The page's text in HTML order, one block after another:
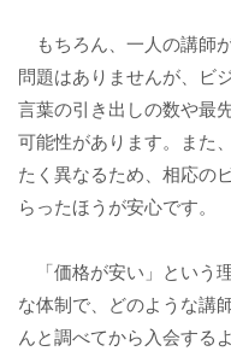
もちろん、一人の講師
問題はありませんが、ビ
言葉の引き出しの数や最
可能性があります。また
たく異なるため、相応の
らったほうが安心です。
「価格が安い」という
な体制で、どのような講
んと調べてから入会する